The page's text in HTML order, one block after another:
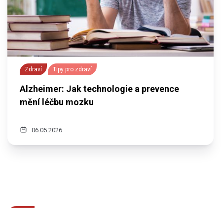
Zdraví Tipy pro zdraví
Alzheimer: Jak technologie a prevence
mění léčbu mozku
06.05.2026